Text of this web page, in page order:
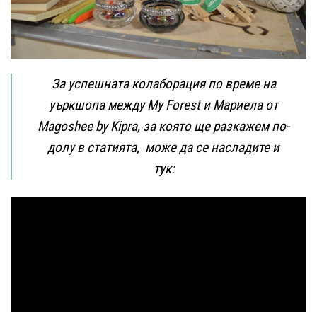
За успешната колаборация по време на
уъркшопа междуMy Forestи Мариела от
Magoshee by Kipra, за която ще разкажем по-
долу в статията, може да се насладите и
тук: